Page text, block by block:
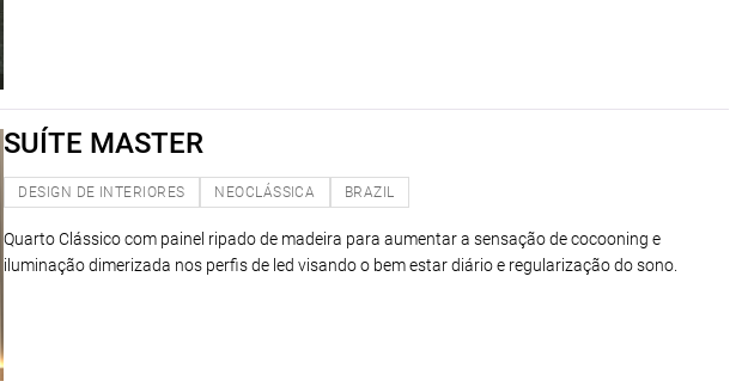
SUÍTE MASTER
DESIGN DE INTERIORES NEOCLÁSSICA BRAZIL
Quarto Clássico com painel ripado de madeira para aumentar a sensação de cocooning e
iluminação dimerizada nos perfis de led visando o bem estar diário e regularização do sono.